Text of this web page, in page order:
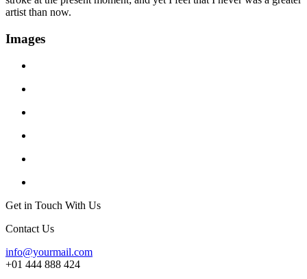
artist than now.
Images
Get in Touch With Us
Contact Us
info@yourmail.com
+01 444 888 424